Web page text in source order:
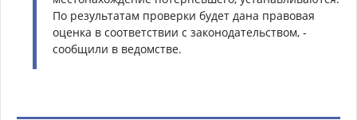
По результатам проверки будет дана правовая
оценка в соответствии с законодательством, -
сообщили в ведомстве.